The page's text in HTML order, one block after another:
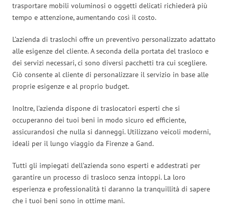
trasportare mobili voluminosi o oggetti delicati richiederà più
tempo e attenzione, aumentando così il costo.
L’azienda di traslochi offre un preventivo personalizzato adattato
alle esigenze del cliente. A seconda della portata del trasloco e
dei servizi necessari, ci sono diversi pacchetti tra cui scegliere.
Ciò consente al cliente di personalizzare il servizio in base alle
proprie esigenze e al proprio budget.
Inoltre, l’azienda dispone di traslocatori esperti che si
occuperanno dei tuoi beni in modo sicuro ed efficiente,
assicurandosi che nulla si danneggi. Utilizzano veicoli moderni,
ideali per il lungo viaggio da Firenze a Gand.
Tutti gli impiegati dell’azienda sono esperti e addestrati per
garantire un processo di trasloco senza intoppi. La loro
esperienza e professionalità ti daranno la tranquillità di sapere
che i tuoi beni sono in ottime mani.